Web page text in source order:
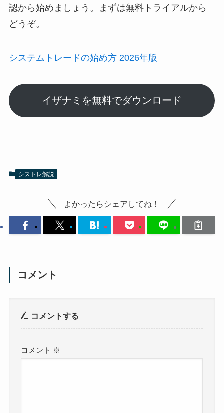
認から始めましょう。まずは無料トライアルから
どうぞ。
システムトレードの始め方 2026年版
イザナミを無料でダウンロード
シストレ解説
よかったらシェアしてね！
コメント
コメントする
コメント ※